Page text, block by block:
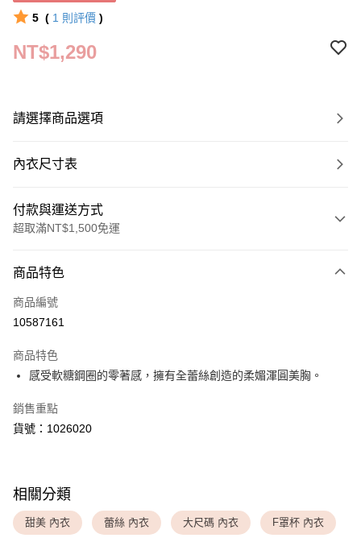
5 ( 1 則評價 )
NT$1,290
請選擇商品選項
內衣尺寸表
付款與運送方式
超取滿NT$1,500免運
信用卡一次付款
超商取貨付款
Apple Pay
運送方式
全家取貨付款
付款後全家取貨
每筆NT$80，滿NT$1,500(含以上)免運費
商品特色
商品編號
10587161
商品特色
感受軟糖鋼圈的零著感，擁有全蕾絲創造的柔媚渾圓美胸。
銷售重點
貨號：1026020
相關分類
甜美 內衣 蕾絲 內衣 大尺碼 內衣 F罩杯 內衣